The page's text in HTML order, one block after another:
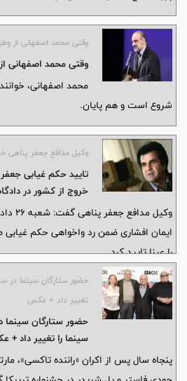
وقتی محمد اصفهانی از
وقتی محمد اصفهانی
محمد اصفهانی،
شروع است و هم پایان.
وکیل مدافع جعفر پناهی
تایید حکم غیابی
خروج از کشور در
وکیل
ایمان افشاری ضمن رد واخواهی حکم
را عینا تایید کرد.
حضور ستارگان سینما در
تغییر داد + عکس
حضور ستارگان سینما
سینما را تغییر داد
پنجاه سال پس از اکران «راننده تاکسی»،